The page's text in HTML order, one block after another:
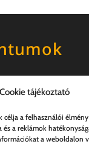
Cookie tájékoztató
a felhasználói
a reklámok
a weboldalon
feltételek